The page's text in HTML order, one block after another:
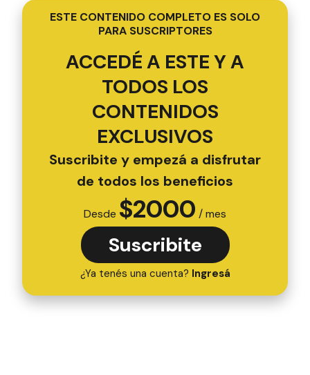
ESTE CONTENIDO COMPLETO ES SOLO
PARA SUSCRIPTORES
ACCEDÉ A ESTE Y A
TODOS LOS
CONTENIDOS
EXCLUSIVOS
Suscribite y empezá a disfrutar
de todos los beneficios
Desde $2000 / mes
Suscribite
¿Ya tenés una cuenta? Ingresá